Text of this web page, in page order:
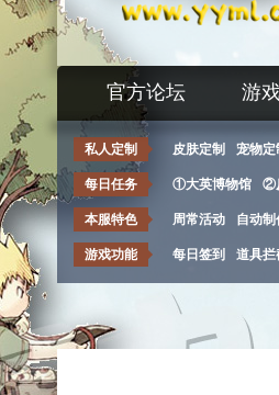
官方论坛 游
私人定制 皮肤定制 宠物定
每日任务 ①大英博物馆 ②
本服特色 周常活动 自动制
游戏功能 每日签到 道具拦